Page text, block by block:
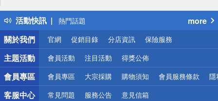
活動快訊
得獎公告
熱門話題
銀行優惠
偏遠地區配送
詐騙網頁！請小心！
more
關於我們
官網 促銷目錄 分店資訊 保險服務
主題活動 會員活動 注目活動 得獎公佈
會員專區 會員專區 大宗採購 購物須知 會員服務條款 隱
客服中心 常見問題 服務公告 意見信箱